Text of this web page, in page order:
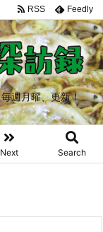
週月曜、更新！
Next Search
RSS Feedly